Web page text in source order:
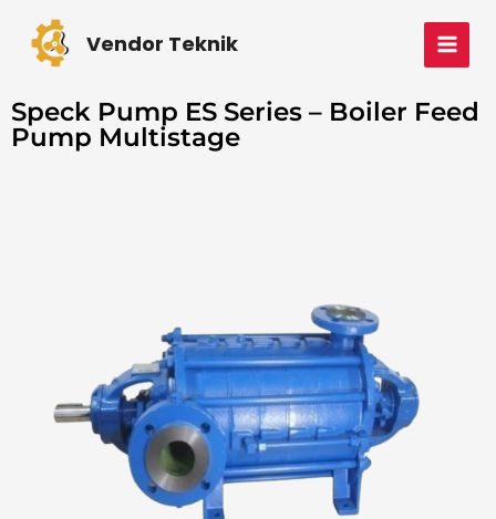
content
Vendor Teknik
MAIN
Speck Pump ES Series – Boiler Feed
Pump Multistage